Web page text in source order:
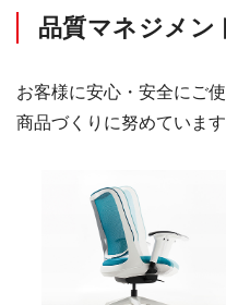
品質マネジメン
お客様に安⼼・安全にご
商品づくりに努めています